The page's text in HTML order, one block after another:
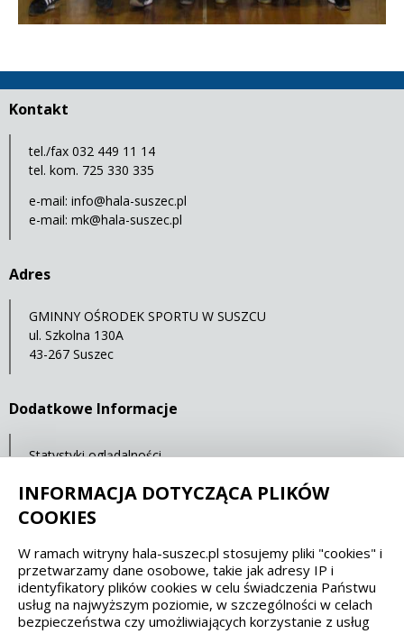
Kontakt
tel./fax 032 449 11 14
tel. kom. 725 330 335
e-mail: info@hala-suszec.pl
e-mail: mk@hala-suszec.pl
Adres
GMINNY OŚRODEK SPORTU W SUSZCU
ul. Szkolna 130A
43-267 Suszec
Dodatkowe Informacje
Statystyki oglądalności
Spełniamy standardy dostępności oraz W3C
WCAG 2.1 SECTION 508 EAA/EN 301549
IS 5568
INFORMACJA DOTYCZĄCA PLIKÓW
COOKIES
W ramach witryny hala-suszec.pl stosujemy pliki "cookies" i
przetwarzamy dane osobowe, takie jak adresy IP i
identyfikatory plików cookies w celu świadczenia Państwu
usług na najwyższym poziomie, w szczególności w celach
bezpieczeństwa czy umożliwiających korzystanie z usług